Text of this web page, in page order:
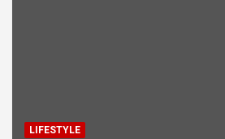
LIFESTYLE